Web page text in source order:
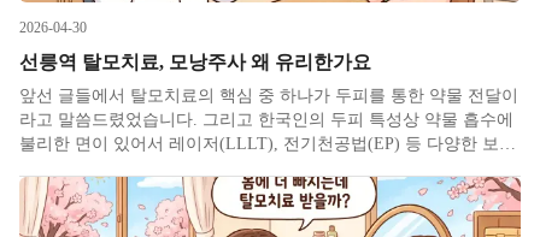
2026-04-30
선릉역 탈모치료, 모낭주사 왜 유리한가요
앞선 글들에서 탈모치료의 핵심 중 하나가 두피를 통한 약물 전달이
라고 말씀드렸었습니다. 그리고 한국인의 두피 특성상 약물 흡수에
불리한 면이 있어서 레이저(LLLT), 전기천공법(EP) 등 다양한 보조
방법들에는 공통된 전제가 하나 있습니다. 약물이 결국 두피